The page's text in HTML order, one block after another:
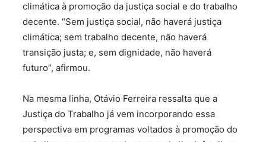
climática à promoção da justiça social e do trabalho
decente. “Sem justiça social, não haverá justiça
climática; sem trabalho decente, não haverá
transição justa; e, sem dignidade, não haverá
futuro”, afirmou.
Na mesma linha, Otávio Ferreira ressalta que a
Justiça do Trabalho já vem incorporando essa
perspectiva em programas voltados à promoção do